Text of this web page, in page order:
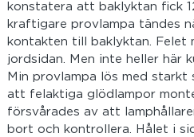
konstatera att baklyktan fick
kraftigare provlampa tändes
kontakten till baklyktan. Felet
jordsidan. Men inte heller här
Min provlampa lös med
att felaktiga glödlampor
försvårades av att
bort och kontrollera. Hålet i